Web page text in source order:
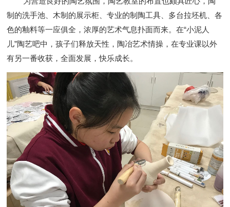
制的洗手池、木制的展示柜、专业的制陶工具、多台拉坯机、各
色的釉料等一应俱全，浓厚的艺术气息扑面而来。在“小泥人
儿”陶艺吧中，孩子们释放天性，陶冶艺术情操，在专业课以外
有另一番收获，全面发展，快乐成长。